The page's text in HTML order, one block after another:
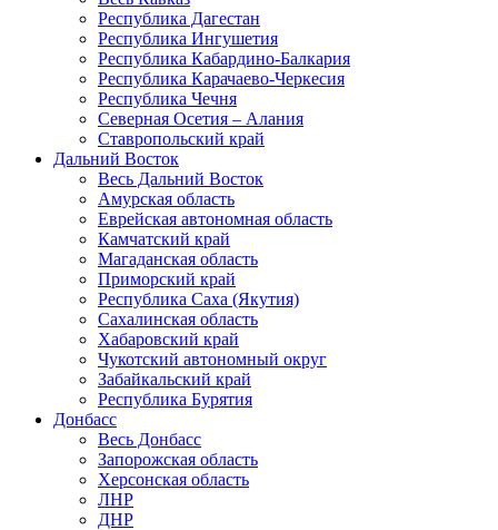
Республика Дагестан
Республика Ингушетия
Республика Кабардино-Балкария
Республика Карачаево-Черкесия
Республика Чечня
Северная Осетия – Алания
Ставропольский край
Дальний Восток
Весь Дальний Восток
Амурская область
Еврейская автономная область
Камчатский край
Магаданская область
Приморский край
Республика Саха (Якутия)
Сахалинская область
Хабаровский край
Чукотский автономный округ
Забайкальский край
Республика Бурятия
Донбасс
Весь Донбасс
Запорожская область
Херсонская область
ЛНР
ДНР